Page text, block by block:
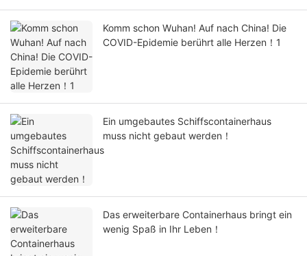
Komm schon Wuhan! Auf nach China! Die
COVID-Epidemie berührt alle Herzen！1
Ein umgebautes Schiffscontainerhaus
muss nicht gebaut werden！
Das erweiterbare Containerhaus bringt ein
wenig Spaß in Ihr Leben！